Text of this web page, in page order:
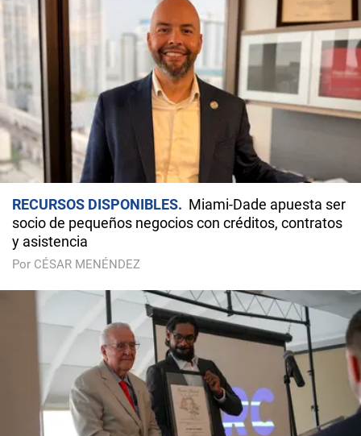
RECURSOS DISPONIBLES
Miami-Dade apuesta ser
socio de pequeños negocios con créditos, contratos
y asistencia
Por CÉSAR MENÉNDEZ